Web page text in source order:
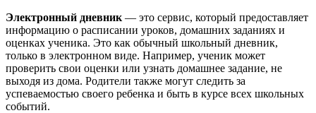
Электронный дневник — это сервис, который предоставляет
информацию о расписании уроков, домашних заданиях и
оценках ученика. Это как обычный школьный дневник,
только в электронном виде. Например, ученик может
проверить свои оценки или узнать домашнее задание, не
выходя из дома. Родители также могут следить за
успеваемостью своего ребенка и быть в курсе всех школьных
событий.